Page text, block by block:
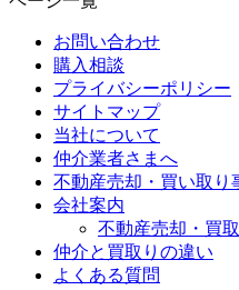
お問い合わせ
購入相談
プライバシーポリシー
サイトマップ
当社について
仲介業者さまへ
不動産売却・買い取り
会社案内
不動産売却・買
仲介と買取りの違い
よくある質問